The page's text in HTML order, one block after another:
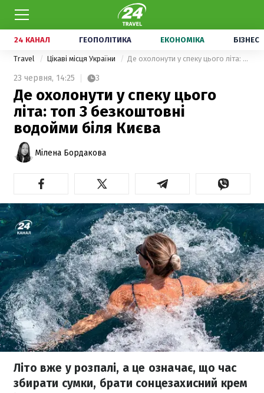
24 КАНАЛ ГЕОПОЛІТИКА ЕКОНОМІКА БІЗНЕС
Travel Цікаві місця України Де охолонути у спеку цього літа: топ 3 безкоштовні водойми біля Києва
23 червня, 14:25 3
Де охолонути у спеку цього
літа: топ 3 безкоштовні
водойми біля Києва
Мілена Бордакова
Літо вже у розпалі, а це означає, що час
збирати сумки, брати сонцезахисний крем